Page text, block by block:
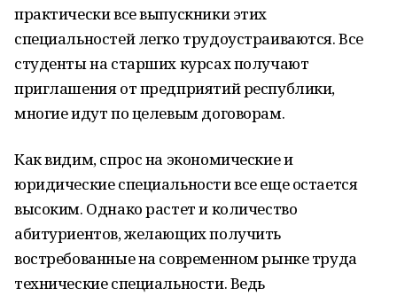
практически все выпускники этих
специальностей легко трудоустраиваются. Все
студенты на старших курсах получают
приглашения от предприятий республики,
многие идут по целевым договорам.
Как видим, спрос на экономические и
юридические специальности все еще остается
высоким. Однако растет и количество
абитуриентов, желающих получить
востребованные на современном рынке труда
технические специальности. Ведь